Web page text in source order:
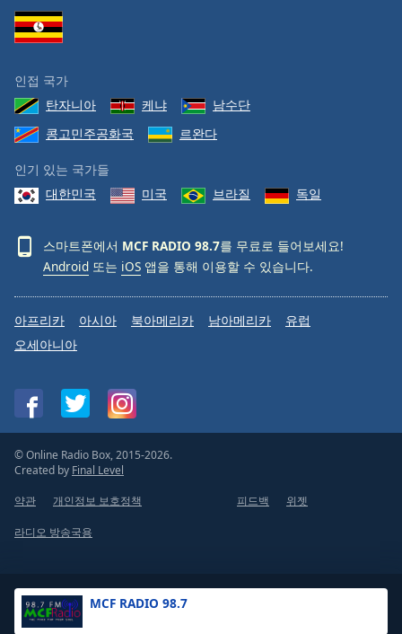
MCF RADIO 98.7
인접 국가
탄자니아
케냐
남수단
콩고민주공화국
르완다
인기 있는 국가들
대한민국
미국 브라질 독일
스마트폰에서 MCF RADIO 98.7를 무료로 들어보세요!
Android 또는 iOS 앱을 통해 이용할 수 있습니다.
아프리카 아시아 북아메리카 남아메리카
유럽
오세아니아
© Online Radio Box, 2015-2026.
Created by Final Level
약관
개인정보 보호정책 피드백 위젯
라디오 방송국용